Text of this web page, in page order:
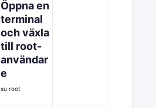
Öppna en
terminal
och växla
till root-
användar
e
su root